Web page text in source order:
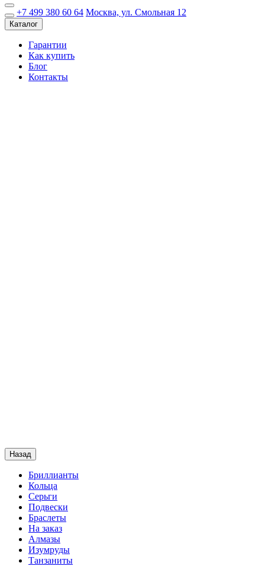
+7 499 380 60 64 Москва, ул. Смольная 12
Каталог
Гарантии
Как купить
Блог
Контакты
Назад
Бриллианты
Кольца
Серьги
Подвески
Браслеты
На заказ
Алмазы
Изумруды
Танзаниты